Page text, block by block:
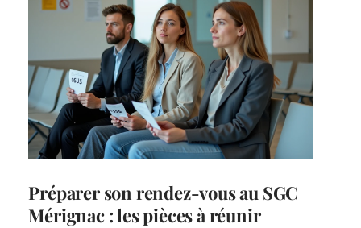
Préparer son rendez-vous au SGC
Mérignac : les pièces à réunir